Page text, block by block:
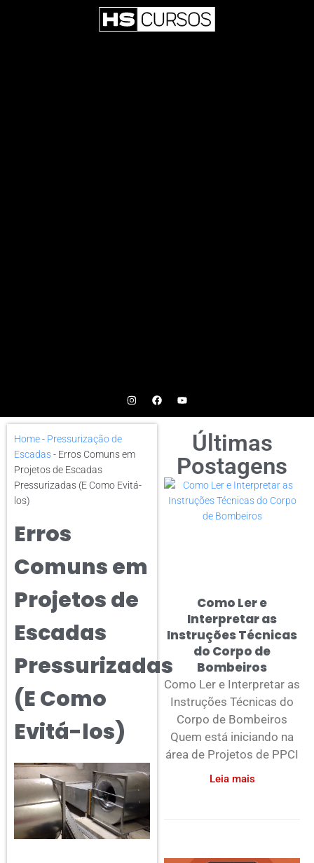
Home- Pressurização de
Escadas- Erros Comuns em
Projetos de Escadas
Pressurizadas (E Como Evitá-
los)
Erros
Comuns em
Projetos de
Escadas
Pressurizadas
(E Como
Evitá-los)
Últimas
Postagens
Como Ler e
Interpretar as
Instruções Técnicas
do Corpo de
Bombeiros
Como Ler e Interpretar as
Instruções Técnicas do
Corpo de Bombeiros
Quem está iniciando na
área de Projetos de PPCI
Leia mais